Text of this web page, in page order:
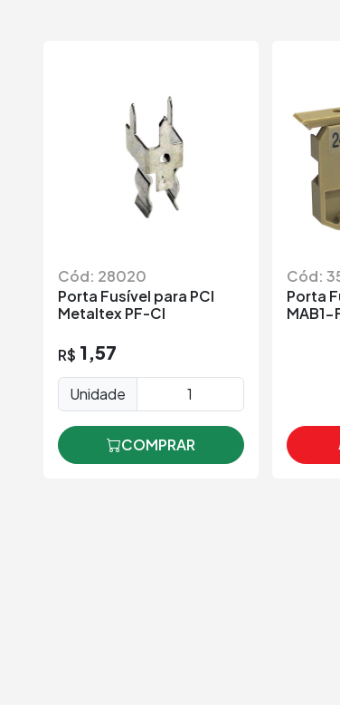
Cód: 28020
Porta Fusível para PCI
Metaltex PF-CI
R$ 1,57
Unidade
COMPRAR
Cód:
Porta